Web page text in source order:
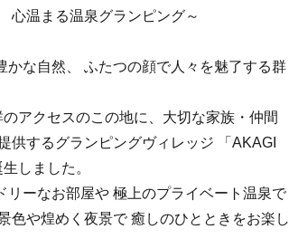
心温まる温泉グランピング～
かな自然、 ふたつの顔で人々を魅了する群
アクセスのこの地に、大切な家族・仲間
供するグランピングヴィレッジ 「AKAGI
しました。
リーなお部屋や 極上のプライベート温泉で
色や煌めく夜景で 癒しのひとときをお楽し